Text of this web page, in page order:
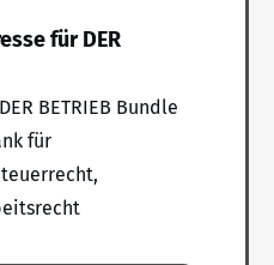
für DER
BETRIEB Bundle
für